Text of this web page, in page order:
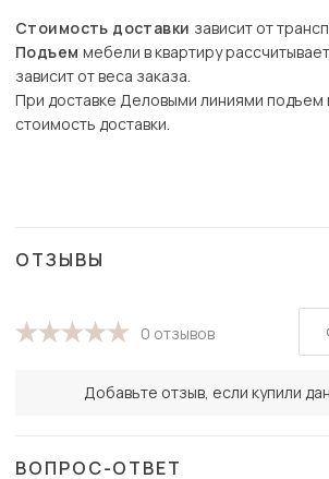
Стоимость доставки зависит от
Подъем мебели в квартиру
зависит от веса заказа.
При доставке Деловыми линиями подъем
стоимость доставки.
ОТЗЫВЫ
0 отзывов
Добавьте отзыв, если купили
ВОПРОС-ОТВЕТ